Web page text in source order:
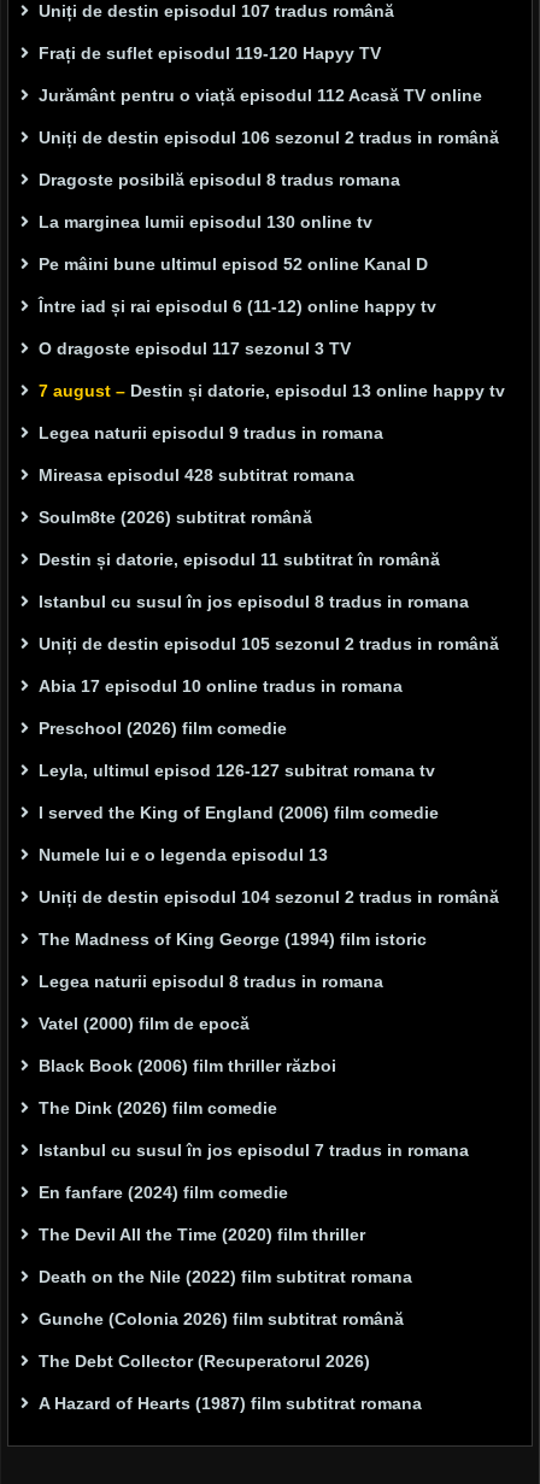
Uniți de destin episodul 107 tradus română
Frați de suflet episodul 119-120 Hapyy TV
Jurământ pentru o viață episodul 112 Acasă TV online
Uniți de destin episodul 106 sezonul 2 tradus in română
Dragoste posibilă episodul 8 tradus romana
La marginea lumii episodul 130 online tv
Pe mâini bune ultimul episod 52 online Kanal D
Între iad și rai episodul 6 (11-12) online happy tv
O dragoste episodul 117 sezonul 3 TV
7 august – Destin și datorie, episodul 13 online happy tv
Legea naturii episodul 9 tradus in romana
Mireasa episodul 428 subtitrat romana
Soulm8te (2026) subtitrat română
Destin și datorie, episodul 11 subtitrat în română
Istanbul cu susul în jos episodul 8 tradus in romana
Uniți de destin episodul 105 sezonul 2 tradus in română
Abia 17 episodul 10 online tradus in romana
Preschool (2026) film comedie
Leyla, ultimul episod 126-127 subitrat romana tv
I served the King of England (2006) film comedie
Numele lui e o legenda episodul 13
Uniți de destin episodul 104 sezonul 2 tradus in română
The Madness of King George (1994) film istoric
Legea naturii episodul 8 tradus in romana
Vatel (2000) film de epocă
Black Book (2006) film thriller război
The Dink (2026) film comedie
Istanbul cu susul în jos episodul 7 tradus in romana
En fanfare (2024) film comedie
The Devil All the Time (2020) film thriller
Death on the Nile (2022) film subtitrat romana
Gunche (Colonia 2026) film subtitrat română
The Debt Collector (Recuperatorul 2026)
A Hazard of Hearts (1987) film subtitrat romana